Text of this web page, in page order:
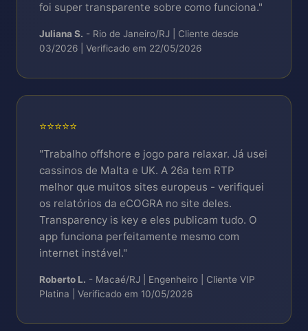
foi super transparente sobre como funciona."
Juliana S. - Rio de Janeiro/RJ | Cliente desde
03/2026 | Verificado em 22/05/2026
⭐⭐⭐⭐⭐
"Trabalho offshore e jogo para relaxar. Já usei
cassinos de Malta e UK. A 26a tem RTP
melhor que muitos sites europeus - verifiquei
os relatórios da eCOGRA no site deles.
Transparency is key e eles publicam tudo. O
app funciona perfeitamente mesmo com
internet instável."
Roberto L. - Macaé/RJ | Engenheiro | Cliente VIP
Platina | Verificado em 10/05/2026